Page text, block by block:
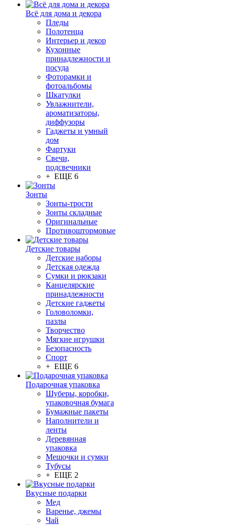
Всё для дома и декора
Пледы
Полотенца
Интерьер и декор
Кухонные
принадлежности и
посуда
Фоторамки и
фотоальбомы
Шкатулки
Увлажнители,
ароматизаторы,
диффузоры
Гаджеты и умный
дом
Фартуки
Свечи,
подсвечники
+ ЕЩЕ 6
Зонты
Зонты-трости
Зонты складные
Оригинальные
Противоштормовые
Детские товары
Детские наборы
Детская одежда
Сумки и рюкзаки
Канцелярские
принадлежности
Детские гаджеты
Головоломки,
пазлы
Творчество
Мягкие игрушки
Безопасность
Спорт
+ ЕЩЕ 6
Подарочная упаковка
Шуберы, коробки,
упаковочная бумага
Бумажные пакеты
Наполнители и
ленты
Деревянная
упаковка
Мешочки и сумки
Тубусы
+ ЕЩЕ 2
Вкусные подарки
Мед
Варенье, джемы
Чай